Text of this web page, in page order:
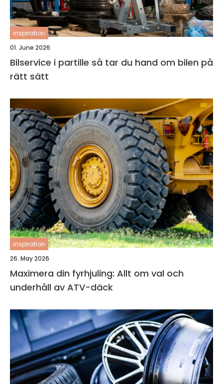
inspiration
01. June 2026
Bilservice i partille så tar du hand om bilen på
rätt sätt
inspiration
26. May 2026
Maximera din fyrhjuling: Allt om val och
underhåll av ATV-däck